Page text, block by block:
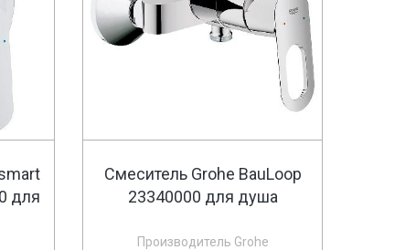
для
Смеситель Grohe BauLoop
23340000 для душа
Производитель Grohe